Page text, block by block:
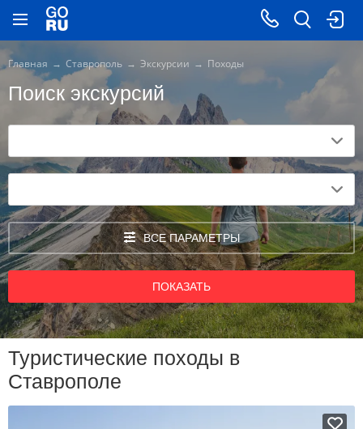
Главная Ставрополь Экскурсии Походы
Поиск экскурсий
ВСЕ ПАРАМЕТРЫ
ПОКАЗАТЬ
Туристические походы в
Ставрополе